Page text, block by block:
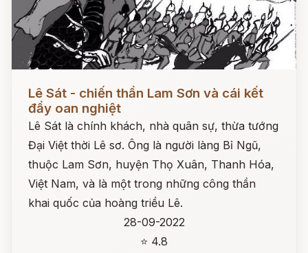
Lê Sát - chiến thần Lam Sơn và cái kết
đầy oan nghiệt
Lê Sát là chính khách, nhà quân sự, thừa tướng
Đại Việt thời Lê sơ. Ông là người làng Bỉ Ngũ,
thuộc Lam Sơn, huyện Thọ Xuân, Thanh Hóa,
Việt Nam, và là một trong những công thần
khai quốc của hoàng triều Lê.
28-09-2022
⭐ 4.8